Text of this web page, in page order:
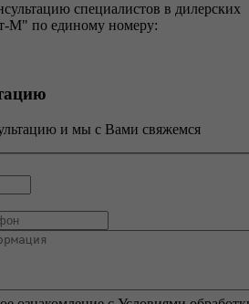
специалистов в дилерских
М" по единому номеру:
и мы с Вами свяжемся